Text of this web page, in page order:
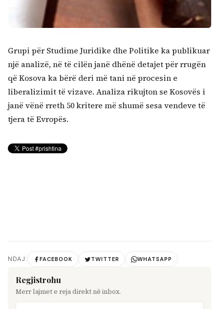
Grupi për Studime Juridike dhe Politike ka publikuar
një analizë, në të cilën janë dhënë detajet për rrugën
që Kosova ka bërë deri më tani në procesin e
liberalizimit të vizave. Analiza rikujton se Kosovës i
janë vënë rreth 50 kritere më shumë sesa vendeve të
tjera të Evropës.
NDAJ: FACEBOOK TWITTER WHATSAPP
Regjistrohu
Merr lajmet e reja direkt në inbox.